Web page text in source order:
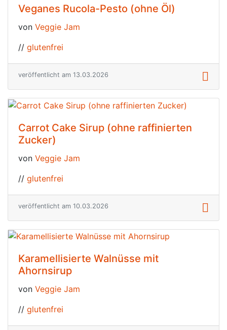
Veganes Rucola-Pesto (ohne Öl)
von Veggie Jam
// glutenfrei
veröffentlicht am 13.03.2026
Carrot Cake Sirup (ohne raffinierten
Zucker)
von Veggie Jam
// glutenfrei
veröffentlicht am 10.03.2026
Karamellisierte Walnüsse mit
Ahornsirup
von Veggie Jam
// glutenfrei